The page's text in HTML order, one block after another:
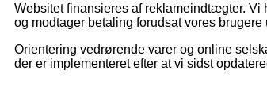
Websitet finansieres af reklameindtægter.
og modtager betaling forudsat vores brugere
Orientering vedrørende varer og online
der er implementeret efter at vi sidst